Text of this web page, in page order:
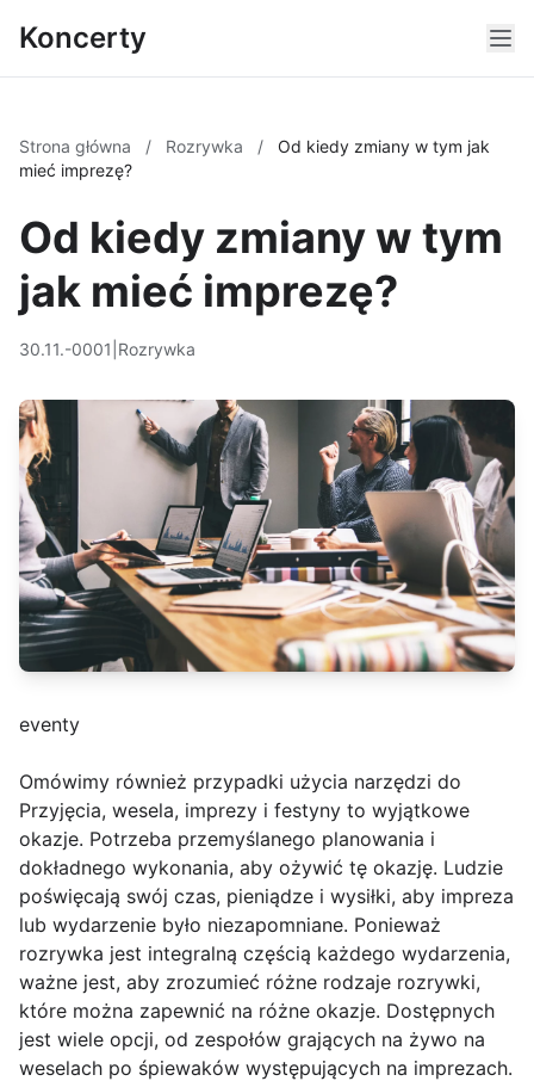
Koncerty
Strona główna / Rozrywka /
Od kiedy zmiany w tym jak
mieć imprezę?
Od kiedy zmiany w tym
jak mieć imprezę?
30.11.-0001 Rozrywka
eventy
Omówimy również przypadki użycia narzędzi do
Przyjęcia, wesela, imprezy i festyny to wyjątkowe
okazje. Potrzeba przemyślanego planowania i
dokładnego wykonania, aby ożywić tę okazję. Ludzie
poświęcają swój czas, pieniądze i wysiłki, aby impreza
lub wydarzenie było niezapomniane. Ponieważ
rozrywka jest integralną częścią każdego wydarzenia,
ważne jest, aby zrozumieć różne rodzaje rozrywki,
które można zapewnić na różne okazje. Dostępnych
jest wiele opcji, od zespołów grających na żywo na
weselach po śpiewaków występujących na imprezach.